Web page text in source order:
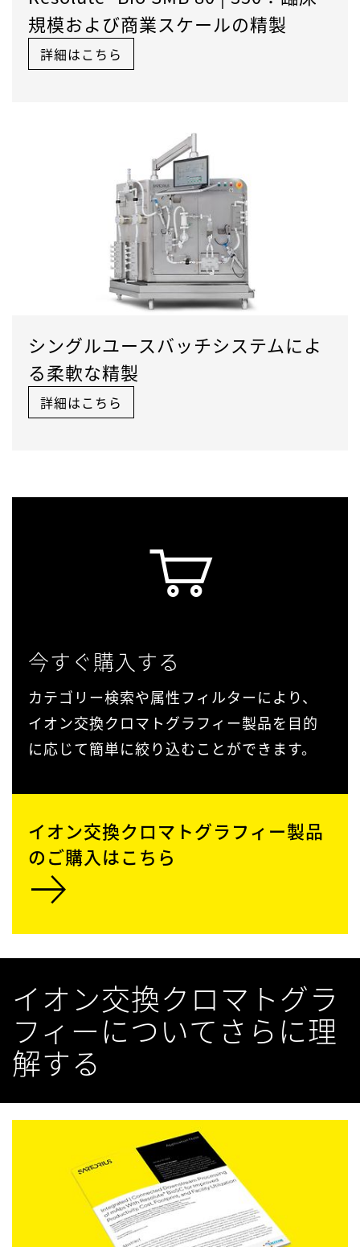
規模および商業スケールの精製
詳細はこちら
シングルユースバッチシステムによ
る柔軟な精製
詳細はこちら
今すぐ購入する
カテゴリー検索や属性フィルターにより、
イオン交換クロマトグラフィー製品を目的
に応じて簡単に絞り込むことができます。
イオン交換クロマトグラフィー製品
のご購入はこちら
イオン交換クロマトグラ
フィーについてさらに理
解する